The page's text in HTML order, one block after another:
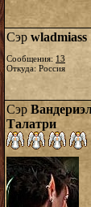
Сэр wladmiass
Сообщения: 13
Откуда: Россия
Сэр
Талатри